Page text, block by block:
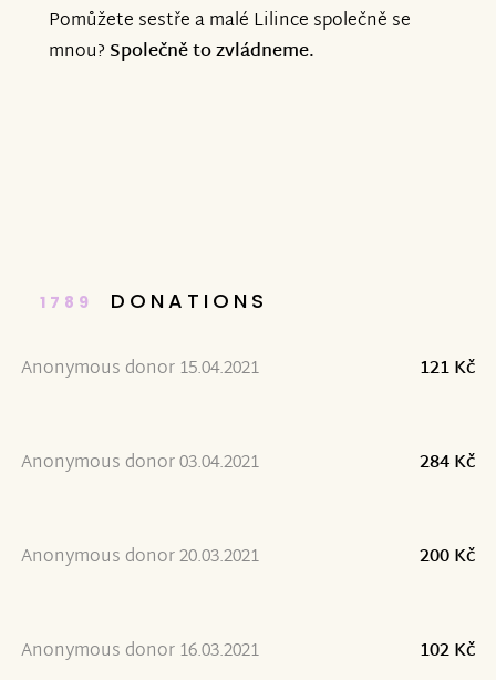
Pomůžete sestře a malé Lilince společně se
mnou? Společně to zvládneme.
1789 DONATIONS
Anonymous donor 15.04.2021 121 Kč
Anonymous donor 03.04.2021 284 Kč
Anonymous donor 20.03.2021 200 Kč
Anonymous donor 16.03.2021 102 Kč